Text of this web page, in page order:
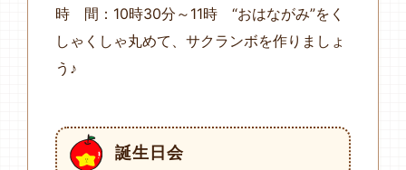
時 間：10時30分～11時 “おはながみ”をく
しゃくしゃ丸めて、サクランボを作りましょ
う♪
誕生日会